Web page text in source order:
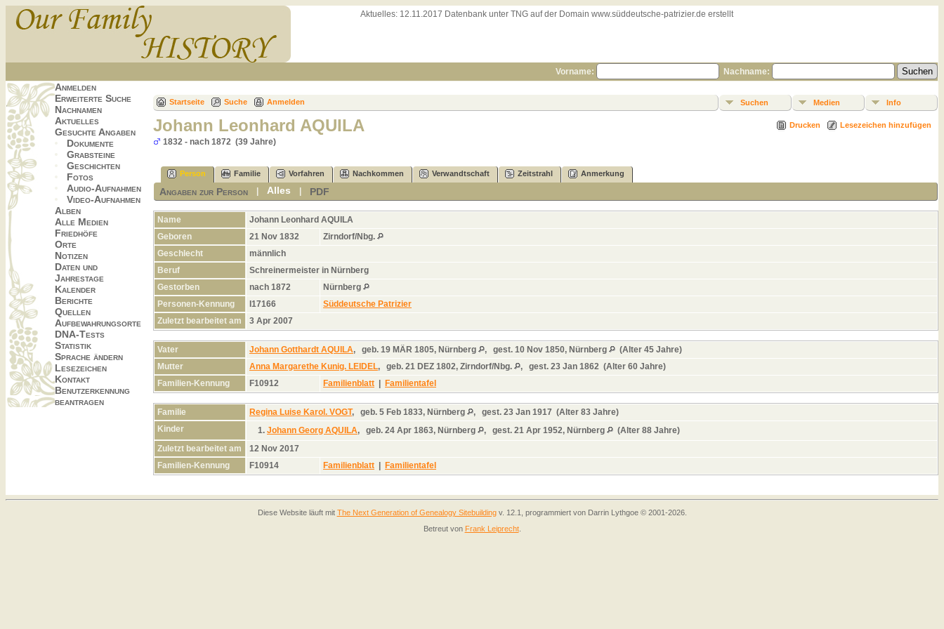
Aktuelles: 12.11.2017 Datenbank unter TNG auf der Domain www.süddeutsche-patrizier.de erstellt
Vorname: Nachname:
Anmelden
Erweiterte Suche
Nachnamen
Aktuelles
Gesuchte Angaben
Dokumente
Grabsteine
Geschichten
Fotos
Audio-Aufnahmen
Video-Aufnahmen
Alben
Alle Medien
Friedhöfe
Orte
Notizen
Daten und
Jahrestage
Kalender
Berichte
Quellen
Aufbewahrungsorte
DNA-Tests
Statistik
Sprache ändern
Lesezeichen
Kontakt
Benutzerkennung
beantragen
Startseite Suche Anmelden Suchen Medien Info
Drucken Lesezeichen hinzufügen
Johann Leonhard AQUILA
1832 - nach 1872 (39 Jahre)
Person Familie Vorfahren Nachkommen Verwandtschaft Zeitstrahl Anmerkung
Angaben zur Person |Alles PDF
Name Johann Leonhard AQUILA
Geboren
21 Nov 1832
Zirndorf/Nbg.
Geschlecht
männlich
Beruf
Schreinermeister in Nürnberg
Gestorben
nach 1872
Nürnberg
Personen-Kennung
I17166
Süddeutsche Patrizier
Zuletzt bearbeitet am
3 Apr 2007
Vater Johann Gotthardt AQUILA, geb. 19 MÄR 1805, Nürnberg , gest. 10 Nov 1850, Nürnberg
(Alter 45 Jahre)
Mutter
Anna Margarethe Kunig. LEIDEL, geb. 21 DEZ 1802, Zirndorf/Nbg. , gest. 23 Jan 1862 (Alter 60 Jahre)
Familien-Kennung
F10912 Familienblatt | Familientafel
Familie Regina Luise Karol. VOGT, geb. 5 Feb 1833, Nürnberg , gest. 23 Jan 1917 (Alter 83 Jahre)
Kinder
1. Johann Georg AQUILA, geb. 24 Apr 1863, Nürnberg , gest. 21 Apr 1952, Nürnberg
(Alter 88 Jahre)
Zuletzt bearbeitet am
12 Nov 2017
Familien-Kennung
F10914 Familienblatt | Familientafel
Diese Website läuft mit The Next Generation of Genealogy Sitebuildingv. 12.1, programmiert von Darrin Lythgoe © 2001-2026.
Betreut von Frank Leiprecht.